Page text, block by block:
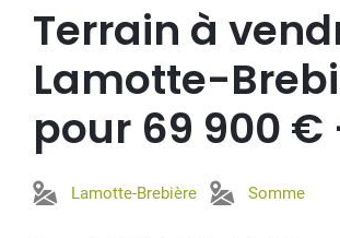
Terrain à
Lamotte-
pour 69 900 €
Lamotte-Brebière Somme